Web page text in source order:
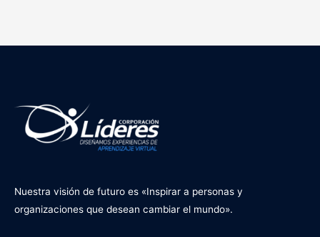
Nuestra visión de futuro es «Inspirar a personas y
organizaciones que desean cambiar el mundo».